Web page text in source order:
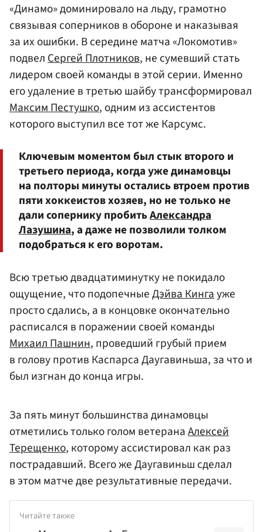
«Динамо» доминировало на льду, грамотно
связывая соперников в обороне и наказывая
за их ошибки. В середине матча «Локомотив»
подвелСергей Плотников, не сумевший стать
лидером своей команды в этой серии. Именно
его удаление в третью шайбу трансформировал
Максим Пестушко, одним из ассистентов
которого выступил все тот же Карсумс.
Ключевым моментом был стык второго и
третьего периода, когда уже динамовцы
на полторы минуты остались втроем против
пяти хоккеистов хозяев, но не только не
дали сопернику пробитьАлександра
Лазушина, а даже не позволили толком
подобраться к его воротам.
Всю третью двадцатиминутку не покидало
ощущение, что подопечныеДэйва Кингауже
просто сдались, а в концовке окончательно
расписался в поражении своей команды
Михаил Пашнин, проведший грубый прием
в голову против Каспарса Даугавиньша, за что и
был изгнан до конца игры.
За пять минут большинства динамовцы
отметились только голом ветеранаАлексей
Терещенко, которому ассистировал как раз
пострадавший. Всего же Даугавиньш сделал
в этом матче две результативные передачи.
Читайте также